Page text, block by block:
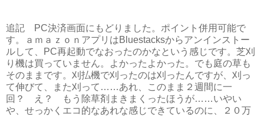
追記 PC決済画面にもどりました。ポイント併用可能で
す。ａｍａｚｏｎアプリはBluestacksからアンインストー
ルして、PC再起動でなおったのかなという感じです。芝刈
り機は買っていません。よかったよかった。でも庭の草も
そのままです。刈払機で刈ったのは刈ったんですが、刈っ
て伸びて、また刈って……あれ、このまま２週間に一
回？ え？ もう除草剤まきまくったほうが……いやい
や、せっかくエコ的なあれな感じできているのに、２０万